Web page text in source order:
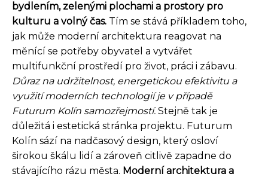
bydlením, zelenými plochami a prostory pro
kulturu a volný čas. Tím se stává příkladem toho,
jak může moderní architektura reagovat na
měnící se potřeby obyvatel a vytvářet
multifunkční prostředí pro život, práci i zábavu.
Důraz na udržitelnost, energetickou efektivitu a
využití moderních technologií je v případě
Futurum Kolín samozřejmostí.Stejně tak je
důležitá i estetická stránka projektu. Futurum
Kolín sází na nadčasový design, který osloví
širokou škálu lidí a zároveň citlivě zapadne do
stávajícího rázu města. Moderní architektura a